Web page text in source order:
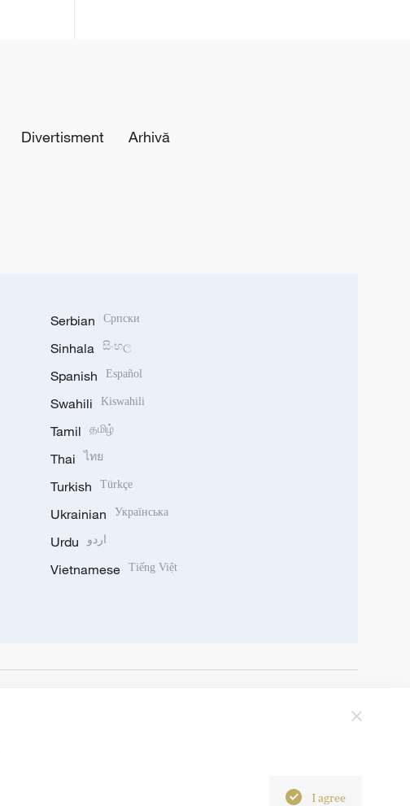
Divertisment Arhivă
Serbian Српски
Sinhala සිංහල
Spanish Español
Swahili Kiswahili
Tamil தமிழ்
Thai ไทย
Turkish Türkçe
Ukrainian Українська
Urdu اردو
Vietnamese Tiếng Việt
I agree